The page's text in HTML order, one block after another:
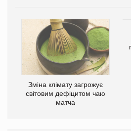
Зміна клімату загрожує
світовим дефіцитом чаю
матча